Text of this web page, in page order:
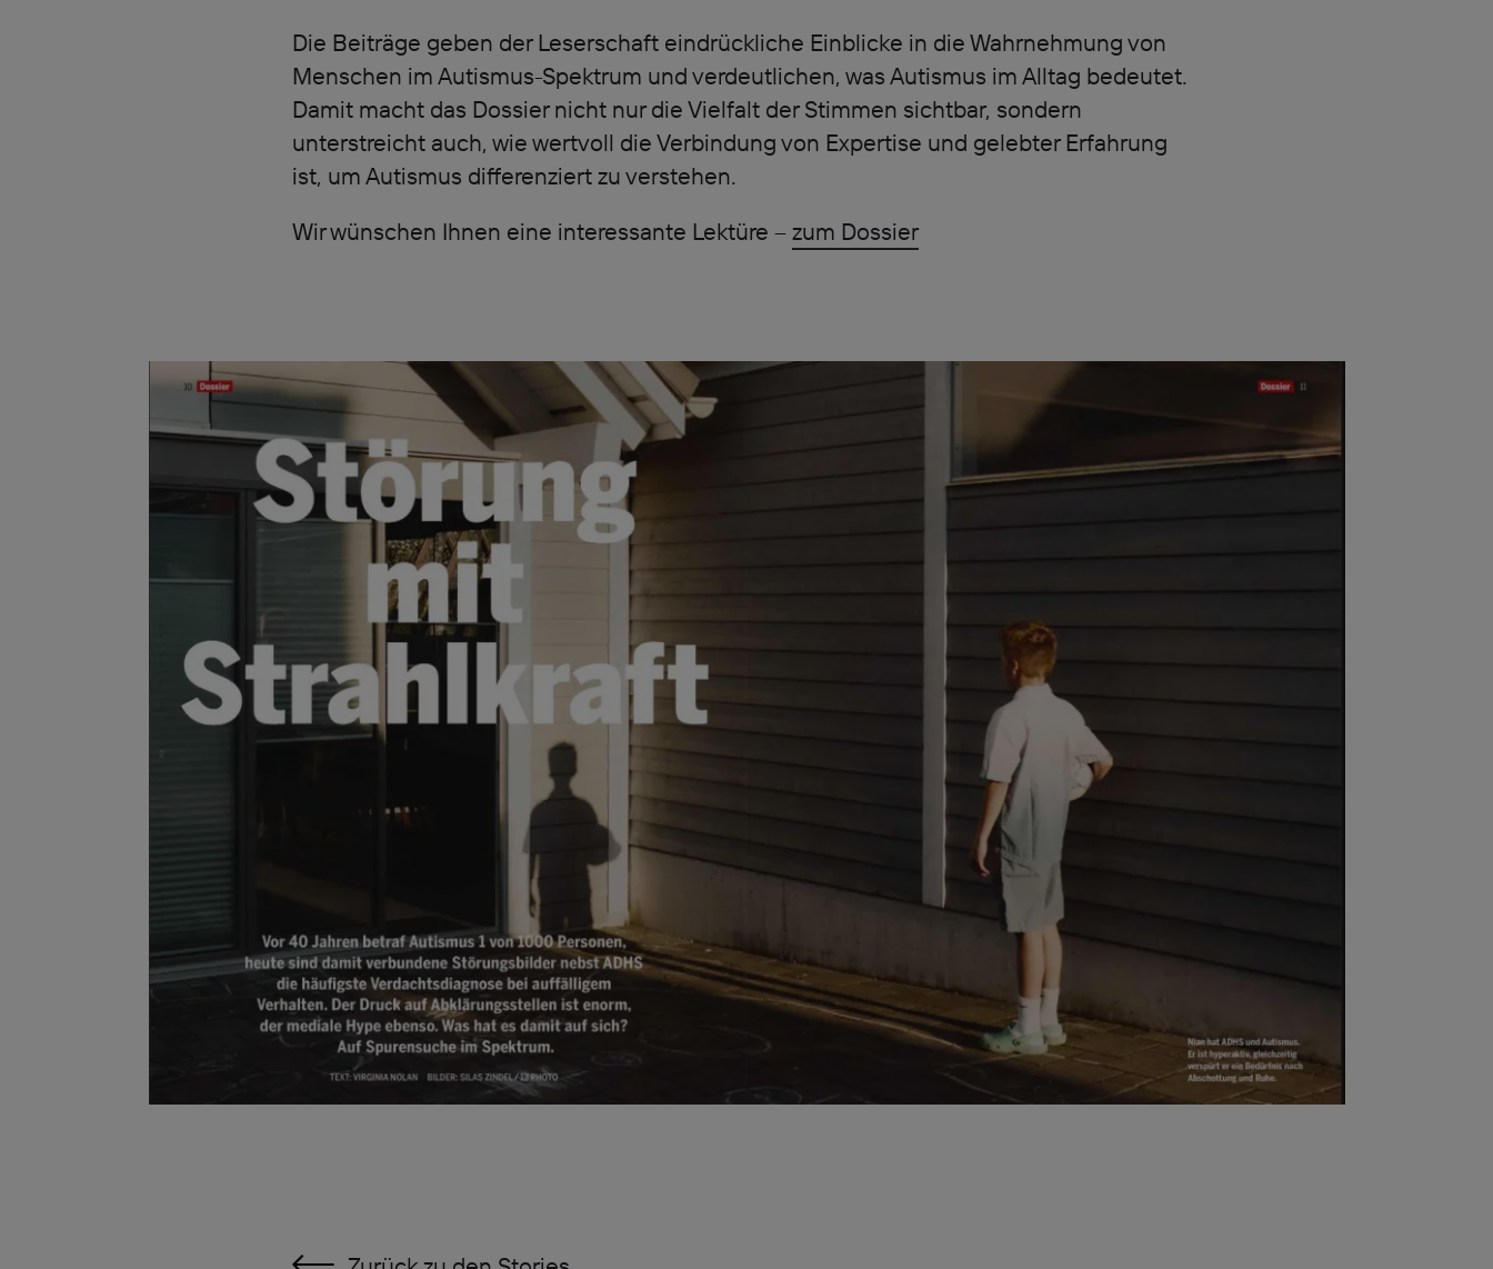
Die Beiträge geben der Leserschaft eindrückliche Einblicke in die Wahrnehmung von
Menschen im Autismus-Spektrum und verdeutlichen, was Autismus im Alltag bedeutet.
Damit macht das Dossier nicht nur die Vielfalt der Stimmen sichtbar, sondern
unterstreicht auch, wie wertvoll die Verbindung von Expertise und gelebter Erfahrung
ist, um Autismus differenziert zu verstehen.
Wir wünschen Ihnen eine interessante Lektüre –zum Dossier